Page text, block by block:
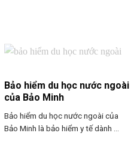
Bảo hiểm du học nước ngoài
của Bảo Minh
Bảo hiểm du học nước ngoài của
Bảo Minh là bảo hiểm y tế dành ...